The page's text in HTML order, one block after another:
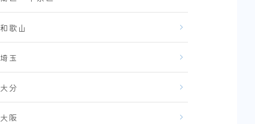
和歌山
埼玉
大分
大阪